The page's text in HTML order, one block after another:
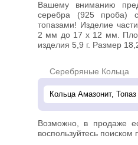
Вашему вниманию предлагается кольцо из стерлингового
серебра (925 проба)
топазами! Изделие
2 мм до 17 х 12 мм.
изделия 5,9 г. Размер
Серебряные Кольца
Возможно, в продаже
воспользуйтесь поиском